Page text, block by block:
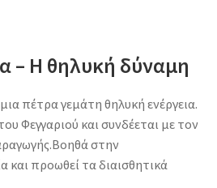
– Η θηλυκή δύναμη
πέτρα γεμάτη θηλυκή ενέργεια.
Φεγγαριού και συνδέεται με τον
στην
και προωθεί τα διαισθητικά